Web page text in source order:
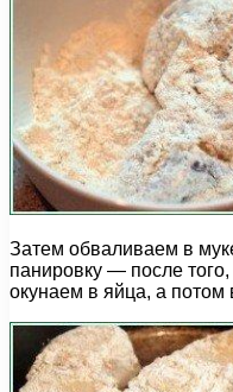
Затем обваливаем в
панировку — после
окунаем в яйца, а потом